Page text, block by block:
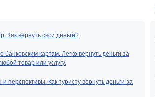
Как вернуть свои деньги?
картам. Легко вернуть деньги за
товар или услугу.
перспективы. Как туристу вернуть деньги за